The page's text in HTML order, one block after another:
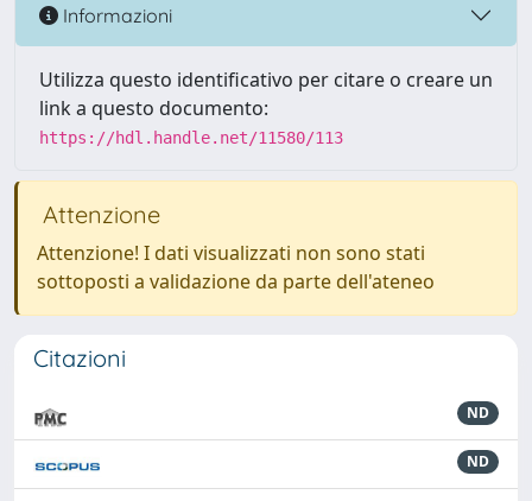
Informazioni
Utilizza questo identificativo per citare o creare un
link a questo documento:
https://hdl.handle.net/11580/113
Attenzione
Attenzione! I dati visualizzati non sono stati
sottoposti a validazione da parte dell'ateneo
Citazioni
ND
ND